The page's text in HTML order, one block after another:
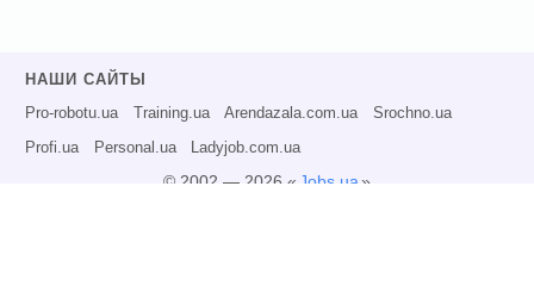
НАШИ САЙТЫ
Pro-robotu.ua Training.ua Arendazala.com.ua Srochno.ua
Profi.ua Personal.ua Ladyjob.com.ua
© 2002 — 2026 « Jobs.ua»